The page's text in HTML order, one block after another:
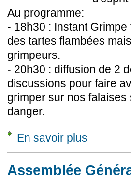
Au programme:
- 18h30 : Instant
des tartes flambées
grimpeurs.
- 20h30 : diffusion de 2
discussions pour faire
grimper sur nos
danger.
En savoir plus
Assemblée